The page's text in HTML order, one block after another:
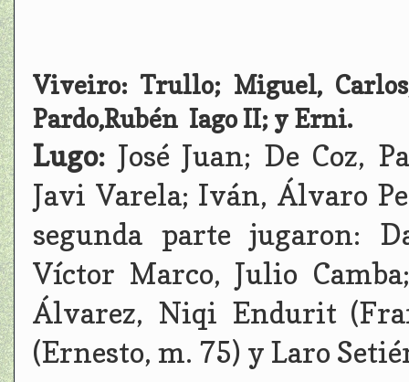
Viveiro: Trullo; Miguel,
Pardo,Rubén Iago II; y Erni.
Lugo: José Juan; De Coz,
Javi Varela; Iván, Álvaro
segunda parte jugaron:
Víctor Marco, Julio
Álvarez, Niqi Endurit
(Ernesto, m. 75) y Laro